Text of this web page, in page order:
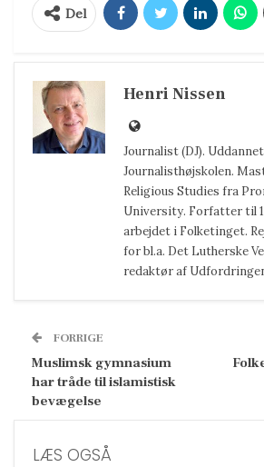
Del
Henri Nissen
Journalist (DJ).
Journalisthøjskolen.
Religious Studies fra
University. Forfatter til
arbejdet i Folketinget.
for bl.a. Det Lutherske
redaktør af
FORRIGE
Muslimsk gymnasium
har tråde til islamistisk
bevægelse
LÆS OGSÅ